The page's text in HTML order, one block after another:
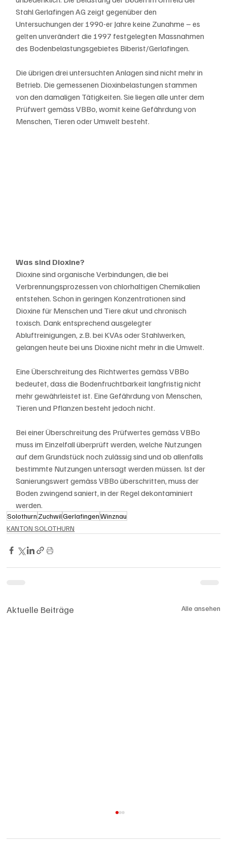
Stahl Gerlafingen AG zeigt gegenüber den
Untersuchungen der 1990-er Jahre keine Zunahme – es
gelten unverändert die 1997 festgelegten Massnahmen
des Bodenbelastungsgebietes Biberist/Gerlafingen.
Die übrigen drei untersuchten Anlagen sind nicht mehr in
Betrieb. Die gemessenen Dioxinbelastungen stammen
von den damaligen Tätigkeiten. Sie liegen alle unter dem
Prüfwert gemäss VBBo, womit keine Gefährdung von
Menschen, Tieren oder Umwelt besteht.
Was sind Dioxine?
Dioxine sind organische Verbindungen, die bei
Verbrennungsprozessen von chlorhaltigen Chemikalien
entstehen. Schon in geringen Konzentrationen sind
Dioxine für Menschen und Tiere akut und chronisch
toxisch. Dank entsprechend ausgelegter
Abluftreinigungen, z.B. bei KVAs oder Stahlwerken,
gelangen heute bei uns Dioxine nicht mehr in die Umwelt.
Eine Überschreitung des Richtwertes gemäss VBBo
bedeutet, dass die Bodenfruchtbarkeit langfristig nicht
mehr gewährleistet ist. Eine Gefährdung von Menschen,
Tieren und Pflanzen besteht jedoch nicht.
Bei einer Überschreitung des Prüfwertes gemäss VBBo
muss im Einzelfall überprüft werden, welche Nutzungen
auf dem Grundstück noch zulässig sind und ob allenfalls
bestimmte Nutzungen untersagt werden müssen. Ist der
Sanierungswert gemäss VBBo überschritten, muss der
Boden zwingend saniert, in der Regel dekontaminiert
werden.
Solothurn Zuchwil Gerlafingen Winznau
KANTON SOLOTHURN
Aktuelle Beiträge Alle ansehen